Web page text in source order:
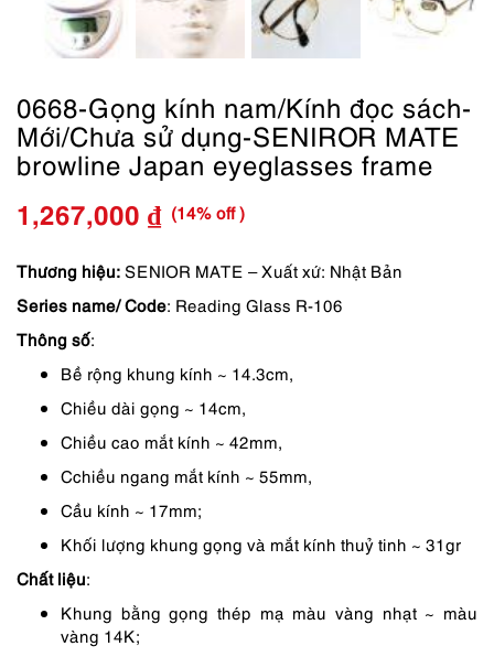
0668-Gọng kính nam/Kính đọc sách-
Mới/Chưa sử dụng-SENIROR MATE
browline Japan eyeglasses frame
Giá
gốc
là:
1,267,000 ₫
Giá
hiện
tại
1,267,000 ₫.
(14% off )
Thương hiệu: SENIOR MATE – Xuất xứ: Nhật Bản
Series name/ Code: Reading Glass R-106
Thông số:
Bề rộng khung kính ~ 14.3cm,
Chiều dài gọng ~ 14cm,
Chiều cao mắt kính ~ 42mm,
Cchiều ngang mắt kính ~ 55mm,
Cầu kính ~ 17mm;
Khối lượng khung gọng và mắt kính thuỷ tinh ~ 31gr
Chất liệu:
Khung bằng gọng thép mạ màu vàng nhạt ~ màu
vàng 14K;